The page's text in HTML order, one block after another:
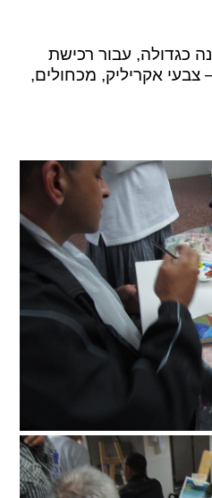
כגדולה, עבור רכישת
צבעי אקריליק, מכחולים,